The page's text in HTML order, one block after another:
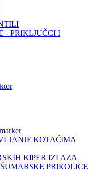
- PRIKLJUČCI I
KOTAČIMA
KIPER IZLAZA
PRIKOLICE